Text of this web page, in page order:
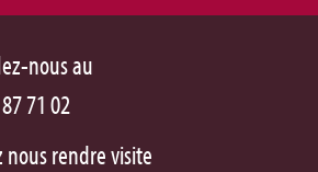
nous au
71 02
nous rendre visite